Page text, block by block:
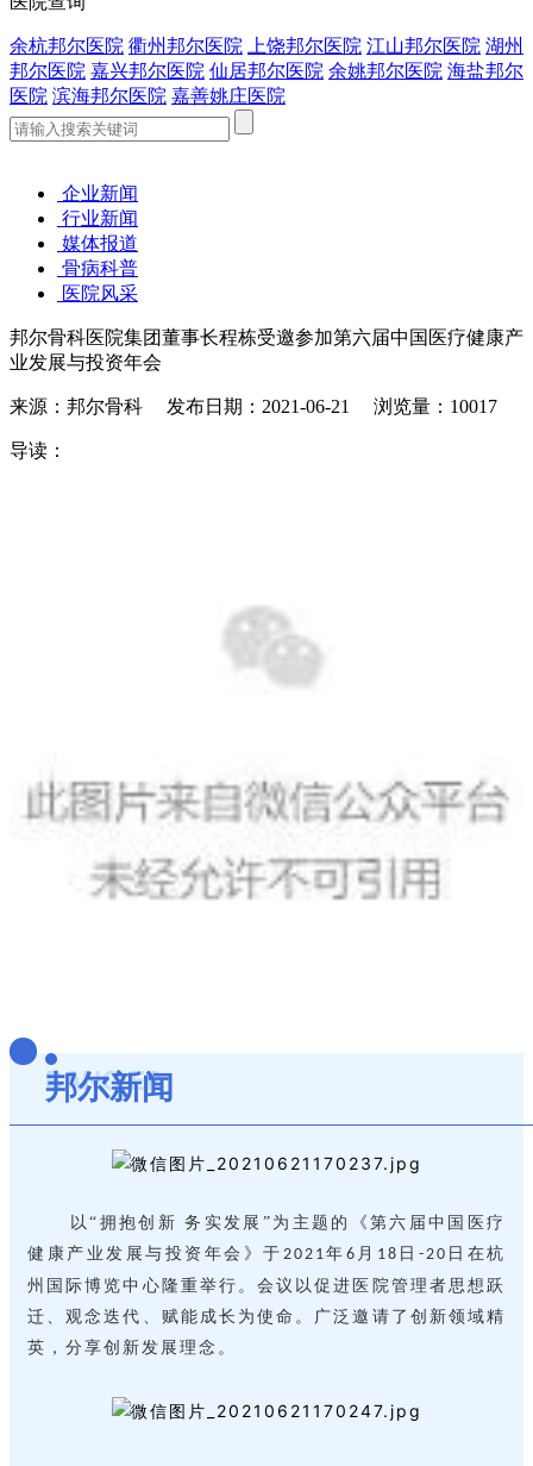
余杭邦尔医院 衢州邦尔医院 上饶邦尔医院 江山邦尔医院 湖州
邦尔医院 嘉兴邦尔医院 仙居邦尔医院 余姚邦尔医院 海盐邦尔
医院 滨海邦尔医院 嘉善姚庄医院
企业新闻
行业新闻
媒体报道
骨病科普
医院风采
邦尔骨科医院集团董事长程栋受邀参加第六届中国医疗健康产
业发展与投资年会
来源：邦尔骨科 发布日期：2021-06-21 浏览量：10017
导读：
BANG·ER
邦尔新闻
以“拥抱创新 务实发展”为主题的《第六届中国医疗
健康产业发展与投资年会》于 2021年 6 月 18 日 -20 日在杭
州国际博览中心隆重举行。会议以促进医院管理者思想跃
迁、观念迭代、赋能成长为使命。广泛邀请了创新领域精
英，分享创新发展理念。